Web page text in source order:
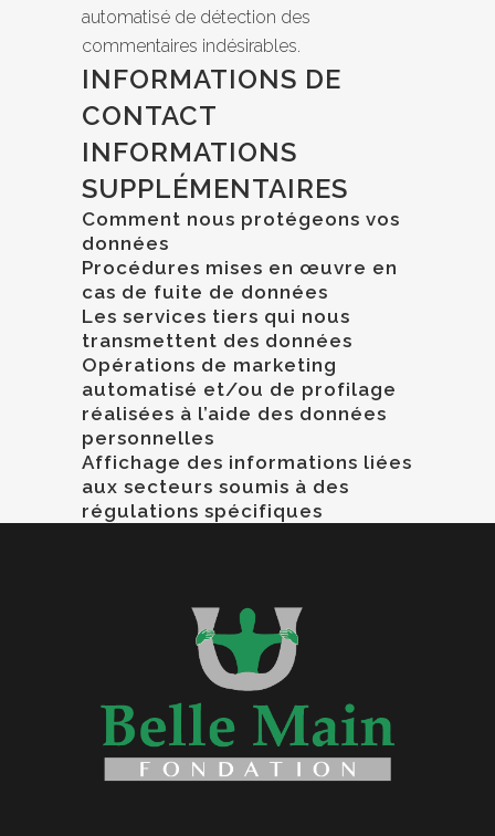
automatisé de détection des
commentaires indésirables.
INFORMATIONS DE
CONTACT
INFORMATIONS
SUPPLÉMENTAIRES
Comment nous protégeons vos
données
Procédures mises en œuvre en
cas de fuite de données
Les services tiers qui nous
transmettent des données
Opérations de marketing
automatisé et/ou de profilage
réalisées à l’aide des données
personnelles
Affichage des informations liées
aux secteurs soumis à des
régulations spécifiques